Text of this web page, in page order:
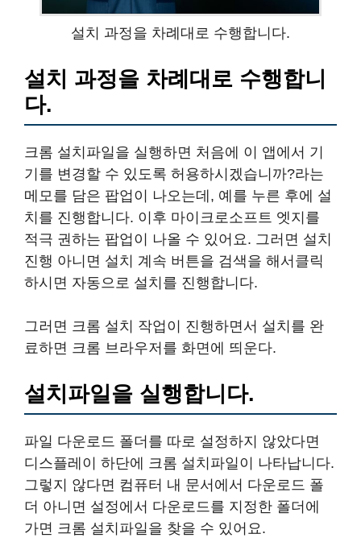
설치 과정을 차례대로 수행합니다.
설치 과정을 차례대로 수행합니
다.
크롬 설치파일을 실행하면 처음에 이 앱에서 기
기를 변경할 수 있도록 허용하시겠습니까?라는
메모를 담은 팝업이 나오는데, 예를 누른 후에 설
치를 진행합니다. 이후 마이크로소프트 엣지를
적극 권하는 팝업이 나올 수 있어요. 그러면 설치
진행 아니면 설치 계속 버튼을 검색을 해서클릭
하시면 자동으로 설치를 진행합니다.
그러면 크롬 설치 작업이 진행하면서 설치를 완
료하면 크롬 브라우저를 화면에 띄운다.
설치파일을 실행합니다.
파일 다운로드 폴더를 따로 설정하지 않았다면
디스플레이 하단에 크롬 설치파일이 나타납니다.
그렇지 않다면 컴퓨터 내 문서에서 다운로드 폴
더 아니면 설정에서 다운로드를 지정한 폴더에
가면 크롬 설치파일을 찾을 수 있어요.